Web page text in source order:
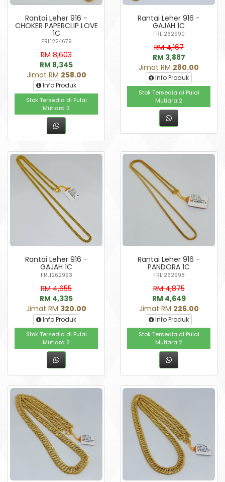
Rantai Leher 916 -
CHOKER PAPERCLIP LOVE
1C
FRL1224679
RM 8,603
RM 8,345
Jimat RM 258.00
Info Produk
Stok Tersedia di Pulai
Mutiara 2
Rantai Leher 916 -
GAJAH 1C
FRL1262990
RM 4,167
RM 3,887
Jimat RM 280.00
Info Produk
Stok Tersedia di Pulai
Mutiara 2
Rantai Leher 916 -
GAJAH 1C
FRL1262993
RM 4,655
RM 4,335
Jimat RM 320.00
Info Produk
Stok Tersedia di Pulai
Mutiara 2
Rantai Leher 916 -
PANDORA 1C
FRL1262998
RM 4,875
RM 4,649
Jimat RM 226.00
Info Produk
Stok Tersedia di Pulai
Mutiara 2